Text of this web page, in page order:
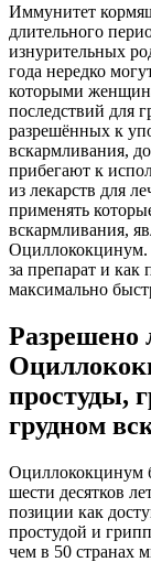
Иммунитет
длительного
изнурительных
года нередко
которыми
последствий для
разрешённых к
вскармливания,
прибегают к
из лекарств для
применять
вскармливания,
Оциллококцинум.
за препарат и как
максимально
Разрешено
простуды,
грудном
Оциллококцинум
шести десятков
позиции как
простудой и
чем в 50 странах